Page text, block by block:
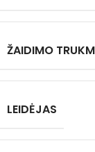
ŽAIDIMO
LEIDĖJAS